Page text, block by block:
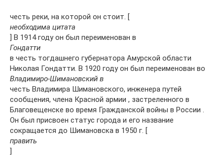
честь реки, на которой он стоит. [
необходима цитата
] В 1914 году он был переименован в
Гондатти
в честь тогдашнего губернатора Амурской области
Николая Гондатти. В 1920 году он был переименован во
Владимиро-Шимановский в
честь Владимира Шимановского, инженера путей
сообщения, члена Красной армии , застреленного в
Благовещенске во время Гражданской войны в России .
Он был присвоен статус города и его название
сокращается до Шимановска в 1950 г. [
править
]